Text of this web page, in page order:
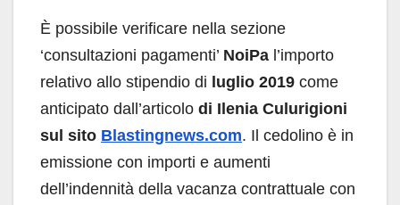
È possibile verificare nella sezione
‘consultazioni pagamenti’ NoiPa l’importo
relativo allo stipendio di luglio 2019 come
anticipato dall’articolo di Ilenia Culurigioni
sul sito Blastingnews.com. Il cedolino è in
emissione con importi e aumenti
dell’indennità della vacanza contrattuale con